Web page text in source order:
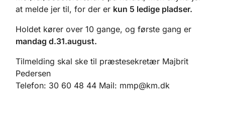
at melde jer til, for der er kun 5 ledige pladser.
Holdet kører over 10 gange, og første gang er
mandag d.31.august.
Tilmelding skal ske til præstesekretær Majbrit
Pedersen
Telefon: 30 60 48 44 Mail: mmp@km.dk